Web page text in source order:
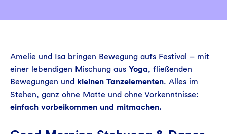
Amelie und Isa bringen Bewegung aufs Festival – mit
einer lebendigen Mischung aus Yoga, fließenden
Bewegungen und kleinen Tanzelementen. Alles im
Stehen, ganz ohne Matte und ohne Vorkenntnisse:
einfach vorbeikommen und mitmachen.